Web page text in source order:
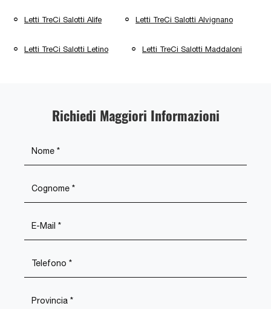
Letti TreCi Salotti Alife Letti TreCi Salotti Alvignano
Letti TreCi Salotti Letino Letti TreCi Salotti Maddaloni
Richiedi Maggiori Informazioni